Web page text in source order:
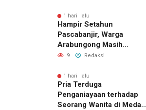
Jalur Resmi
1 hari lalu
Hampir Setahun
Pascabanjir, Warga
Arabungong Masih
Menunggu Bantuan
9 Redaksi
1 hari lalu
Pria Terduga
Penganiayaan terhadap
Seorang Wanita di Medan